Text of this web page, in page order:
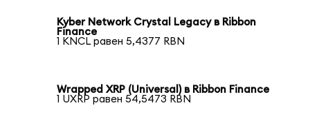
Kyber Network Crystal Legacy в Ribbon
Finance
1 KNCL равен 5,4377 RBN
Wrapped XRP (Universal) в Ribbon Finance
1 UXRP равен 54,5473 RBN